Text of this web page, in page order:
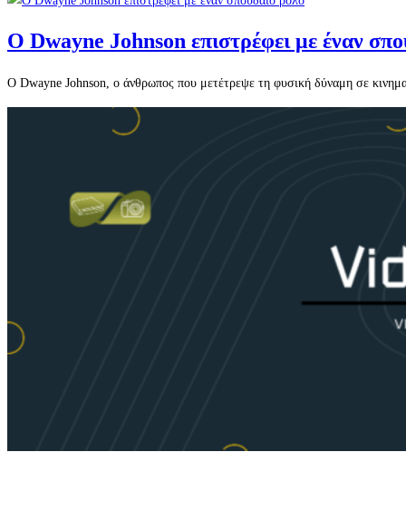
Ο Dwayne Johnson επιστρέφει με έναν
Ο Dwayne Johnson, ο άνθρωπος που μετέτρεψε τη φυσική δύναμη σε